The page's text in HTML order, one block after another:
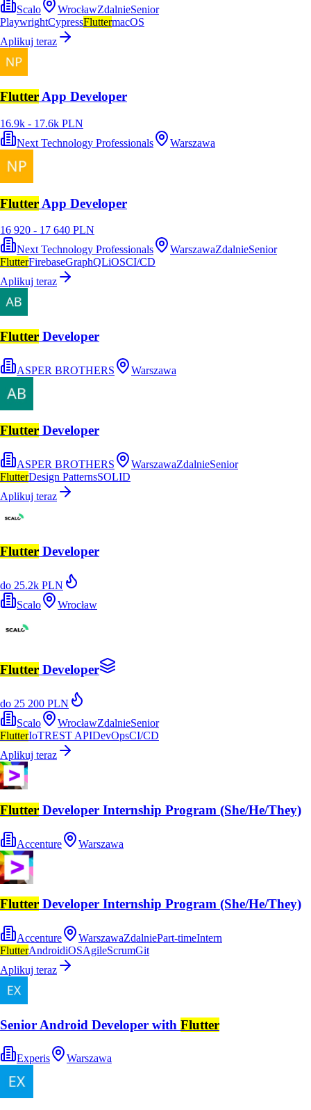
Scalo
WrocławZdalnieSenior
PlaywrightCypressFluttermacOS
Aplikuj teraz
Flutter App Developer
16.9k - 17.6k PLN
Next Technology Professionals
Warszawa
Flutter App Developer
16 920 - 17 640 PLN
Next Technology Professionals
WarszawaZdalnieSenior
FlutterFirebaseGraphQLiOSCI/CD
Aplikuj teraz
Flutter Developer
ASPER BROTHERS Warszawa
Flutter Developer
ASPER BROTHERS WarszawaZdalnieSenior
FlutterDesign PatternsSOLID
Aplikuj teraz
Flutter Developer
do 25.2k PLN
Scalo
Wrocław
Flutter Developer
do 25 200 PLN
Scalo
WrocławZdalnieSenior
FlutterIoTREST APIDevOpsCI/CD
Aplikuj teraz
Flutter Developer Internship Program (She/He/They)
Accenture Warszawa
Flutter Developer Internship Program (She/He/They)
Accenture WarszawaZdalniePart-timeIntern
FlutterAndroidiOSAgileScrumGit
Aplikuj teraz
Senior Android Developer with Flutter
Experis Warszawa